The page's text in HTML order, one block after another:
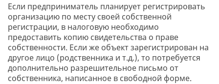
Если предприниматель планирует регистрировать
организацию по месту своей собственной
регистрации, в налоговую необходимо
предоставить копию свидетельства о праве
собственности. Если же объект зарегистрирован на
другое лицо (родственника и т.д.), то потребуется
дополнительно разрешительное письмо от
собственника, написанное в свободной форме.